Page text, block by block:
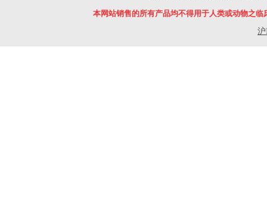
本网站销售的所有产品均不得用于人类或动物之
沪